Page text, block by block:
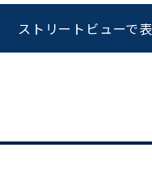
ストリートビューで